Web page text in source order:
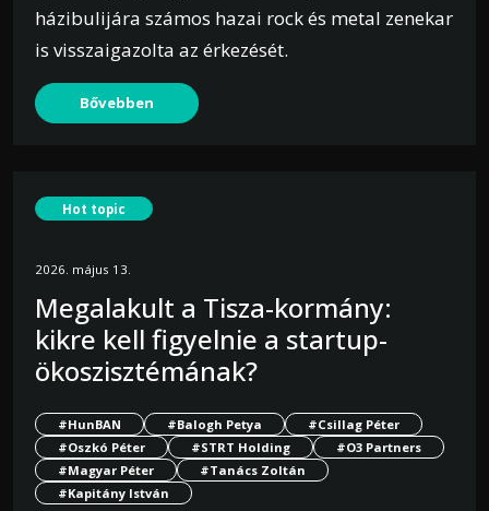
házibulijára számos hazai rock és metal zenekar
is visszaigazolta az érkezését.
Bővebben
Hot topic
2026. május 13.
Megalakult a Tisza-kormány:
kikre kell figyelnie a startup-
ökoszisztémának?
#HunBAN #Balogh Petya
#Csillag Péter
#Oszkó Péter
#STRT Holding
#O3 Partners
#Magyar Péter
#Tanács Zoltán
#Kapitány István